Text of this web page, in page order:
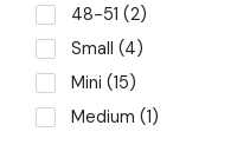
48-51(2)
Small(4)
Mini(15)
Medium(1)